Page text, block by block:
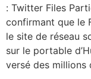
: Twitter Files
confirmant que le
le site de réseau
sur le portable
versé des